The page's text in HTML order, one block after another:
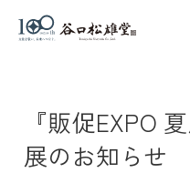
『販促EXPO
展のお知らせ